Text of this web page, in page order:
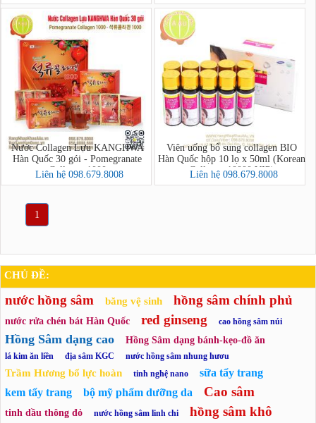
Nước Collagen Lựu KANGHWA
Hàn Quốc 30 gói - Pomegranate
Collagen 1000
Liên hệ 098.679.8008
Viên uống bổ sung collagen BIO
Hàn Quốc hộp 10 lọ x 50ml (Korean
Collagen 10000 VIP)
Liên hệ 098.679.8008
1
CHỦ ĐỀ:
nước hồng sâm băng vệ sinh hồng sâm chính phủ
nước rửa chén bát Hàn Quốc red ginseng cao hồng sâm núi
Hồng Sâm dạng cao Hồng Sâm dạng bánh-kẹo-đồ ăn
lá kim ăn liền địa sâm KGC nước hồng sâm nhung hươu
Trầm Hương bổ lực hoàn tinh nghệ nano
sữa tẩy trang
kem tẩy trang
bộ mỹ phẩm dưỡng da Cao sâm
tinh dầu thông đỏ nước hồng sâm linh chi hồng sâm khô